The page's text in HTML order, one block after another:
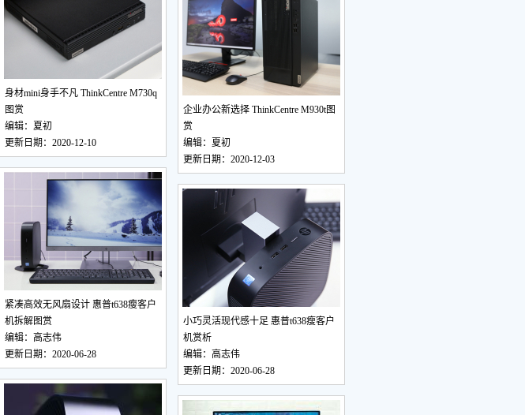
身材mini身手不凡 ThinkCentre M730q
图赏
编辑：夏初
更新日期：2020-12-10
企业办公新选择 ThinkCentre M930t图
赏
编辑：夏初
更新日期：2020-12-03
紧凑高效无风扇设计 惠普t638瘦客户
机拆解图赏
编辑：高志伟
更新日期：2020-06-28
小巧灵活现代感十足 惠普t638瘦客户
机赏析
编辑：高志伟
更新日期：2020-06-28